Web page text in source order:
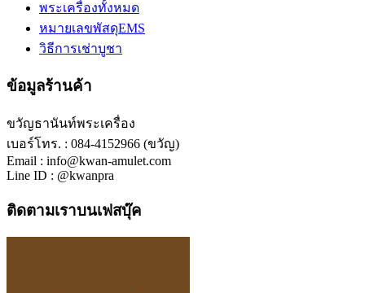
พระเครื่องทั้งหมด
หมายเลขพัสดุEMS
วิธีการเช่าบูชา
ข้อมูลร้านค้า
ขวัญธานันท์พระเครื่อง
เบอร์โทร. : 084-4152966 (ขวัญ)
Email : info@kwan-amulet.com
Line ID : @kwanpra
ติดตามเราบนเฟสบุ๊ค